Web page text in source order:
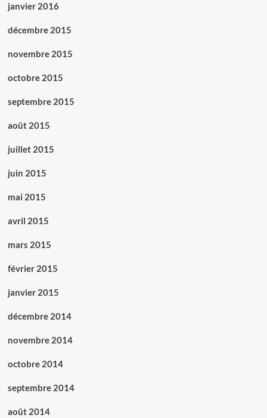
janvier 2016
décembre 2015
novembre 2015
octobre 2015
septembre 2015
août 2015
juillet 2015
juin 2015
mai 2015
avril 2015
mars 2015
février 2015
janvier 2015
décembre 2014
novembre 2014
octobre 2014
septembre 2014
août 2014